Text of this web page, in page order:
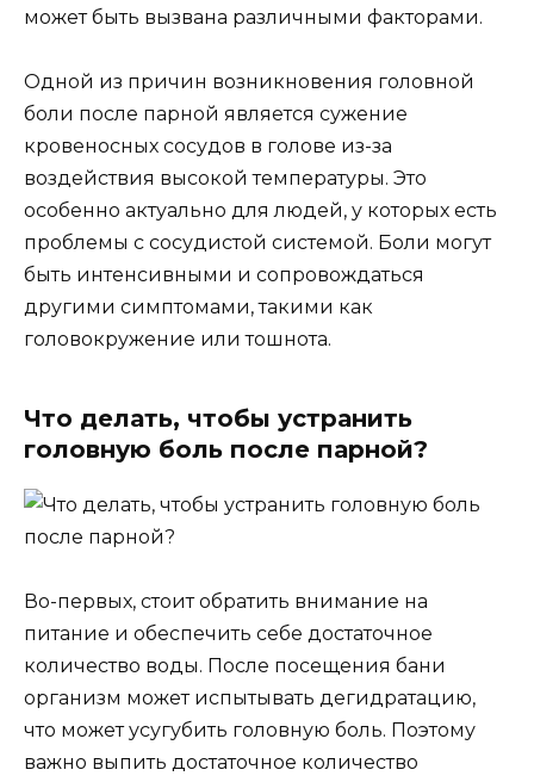
может быть вызвана различными факторами.
Одной из причин возникновения головной
боли после парной является сужение
кровеносных сосудов в голове из-за
воздействия высокой температуры. Это
особенно актуально для людей, у которых есть
проблемы с сосудистой системой. Боли могут
быть интенсивными и сопровождаться
другими симптомами, такими как
головокружение или тошнота.
Что делать, чтобы устранить
головную боль после парной?
Во-первых, стоит обратить внимание на
питание и обеспечить себе достаточное
количество воды. После посещения бани
организм может испытывать дегидратацию,
что может усугубить головную боль. Поэтому
важно выпить достаточное количество